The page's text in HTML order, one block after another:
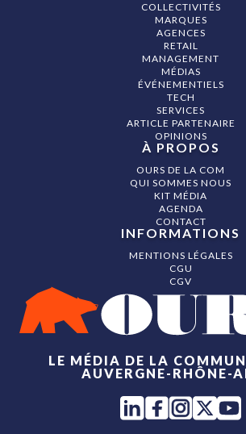
LE MÉDIA DE LA
AUVERGNE-RHÔNE-
COLLECTIVITÉS
MARQUES
AGENCES
RETAIL
MANAGEMENT
MÉDIAS
ÉVÉNEMENTIELS
TECH
SERVICES
ARTICLE PARTENAIRE
OPINIONS
À PROPOS
OURS DE LA COM
QUI SOMMES NOUS
KIT MÉDIA
AGENDA
CONTACT
INFORMATIONS
MENTIONS LÉGALES
CGU
CGV